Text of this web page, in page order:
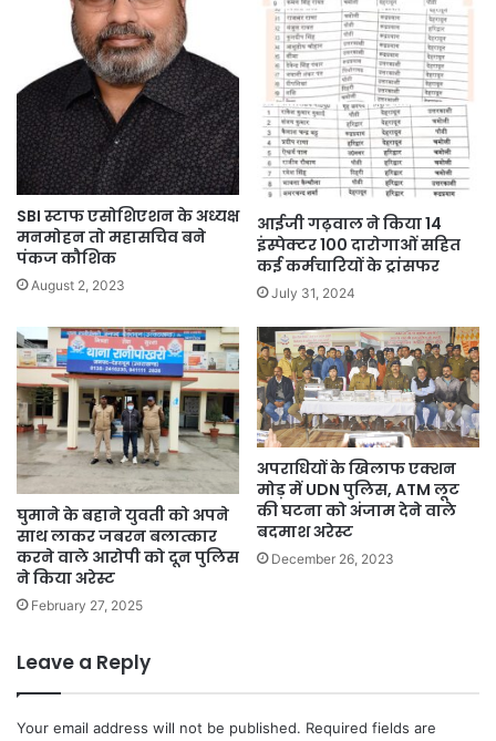
SBI स्टाफ एसोशिएशन के अध्यक्ष
मनमोहन तो महासचिव बने
पंकज कौशिक
August 2, 2023
आईजी गढ़वाल ने किया 14
इंस्पेक्टर 100 दारोगाओं सहित
कई कर्मचारियों के ट्रांसफर
July 31, 2024
घुमाने के बहाने युवती को अपने
साथ लाकर जबरन बलात्कार
करने वाले आरोपी को दून पुलिस
ने किया अरेस्ट
February 27, 2025
अपराधियों के खिलाफ एक्शन
मोड़ में UDN पुलिस, ATM लूट
की घटना को अंजाम देने वाले
बदमाश अरेस्ट
December 26, 2023
Leave a Reply
Your email address will not be published. Required fields are